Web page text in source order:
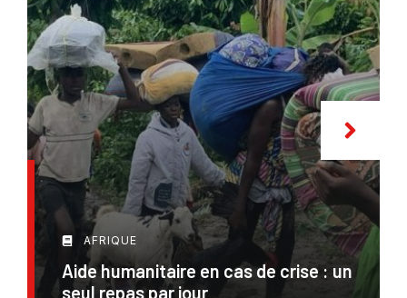
AFRIQUE
Aide humanitaire en cas de crise : un
seul repas par jour